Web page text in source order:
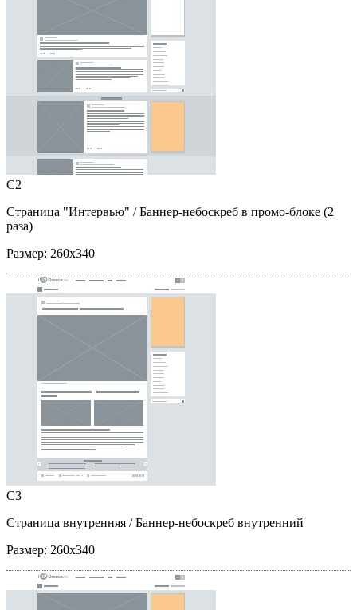
C2
Страница "Интервью" / Баннер-небоскреб в промо-блоке (2
раза)
Размер: 260x340
C3
Страница внутренняя / Баннер-небоскреб внутренний
Размер: 260x340